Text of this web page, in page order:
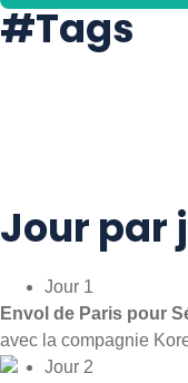
#Tags
Jour par
Jour 1
Envol de Paris pour
avec la compagnie
Jour 2